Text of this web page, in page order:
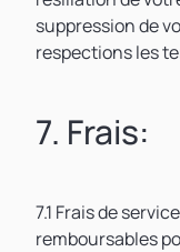
suppression de
respections les
7. Frais:
7.1 Frais de
remboursables